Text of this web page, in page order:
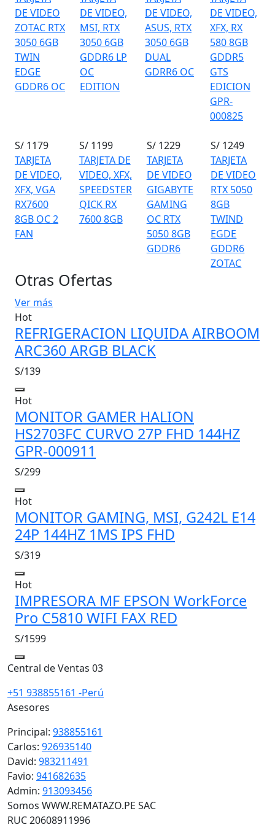
DE VIDEO
ZOTAC RTX
3050 6GB
TWIN
EDGE
GDDR6 OC
DE VIDEO,
MSI, RTX
3050 6GB
GDDR6 LP
OC
EDITION
DE VIDEO,
ASUS, RTX
3050 6GB
DUAL
GDRR6 OC
DE VIDEO,
XFX, RX
580 8GB
GDDR5
GTS
EDICION
GPR-
000825
S/ 1179
TARJETA
DE VIDEO,
XFX, VGA
RX7600
8GB OC 2
FAN
S/ 1199
TARJETA DE
VIDEO, XFX,
SPEEDSTER
QICK RX
7600 8GB
S/ 1229
TARJETA
DE VIDEO
GIGABYTE
GAMING
OC RTX
5050 8GB
GDDR6
S/ 1249
TARJETA
DE VIDEO
RTX 5050
8GB
TWIND
EGDE
GDDR6
ZOTAC
Otras Ofertas
Ver más
Hot
REFRIGERACION LIQUIDA AIRBOOM
ARC360 ARGB BLACK
S/139
Hot
MONITOR GAMER HALION
HS2703FC CURVO 27P FHD 144HZ
GPR-000911
S/299
Hot
MONITOR GAMING, MSI, G242L E14
24P 144HZ 1MS IPS FHD
S/319
Hot
IMPRESORA MF EPSON WorkForce
Pro C5810 WIFI FAX RED
S/1599
Central de Ventas 03
+51 938855161 -Perú
Asesores
Principal: 938855161
Carlos: 926935140
David: 983211491
Favio: 941682635
Admin: 913093456
Somos WWW.REMATAZO.PE SAC
RUC 20608911996